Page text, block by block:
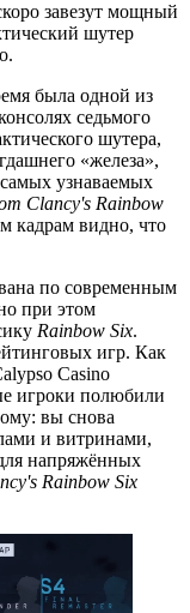
завезут мощный
шутер
была одной из
седьмого
шутера,
«железа»,
узнаваемых
Clancy's Rainbow
кадрам видно, что
по современным
при этом
Rainbow Six.
игр. Как
Casino
игроки полюбили
вы снова
и витринами,
напряжённых
Rainbow Six